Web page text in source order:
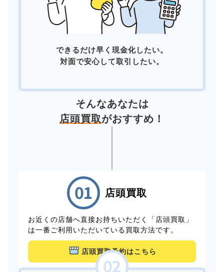
できるだけ早く現金化したい。
対面で安心して取引したい。
そんなあなたは
店頭買取がおすすめ！
店頭買取
お近くの店舗へ直接お持ちいただく「店頭買取」
は一番ご利用いただいている買取方法です。
店頭買取予約はこちら